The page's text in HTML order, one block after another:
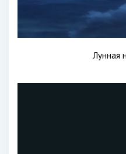
Лунная